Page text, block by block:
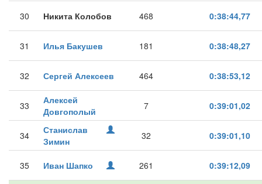
30 Никита Колобов 468 0:38:44,77
31 Илья Бакушев 181 0:38:48,27
32 Сергей Алексеев 464 0:38:53,12
33
Алексей
Довгополый
7 0:39:01,02
34
Станислав
Зимин
32 0:39:01,10
35 Иван Шапко 261 0:39:12,09